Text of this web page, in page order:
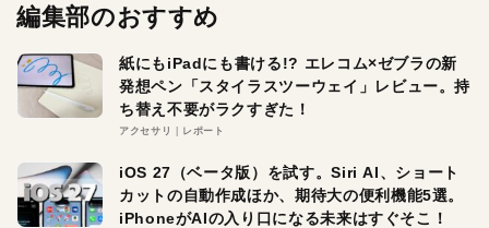
編集部のおすすめ
紙にもiPadにも書ける!? エレコム×ゼブラの新
発想ペン「スタイラスツーウェイ」レビュー。持
ち替え不要がラクすぎた！
アクセサリ レポート
iOS 27（ベータ版）を試す。Siri AI、ショート
カットの自動作成ほか、期待大の便利機能5選。
iPhoneがAIの入り口になる未来はすぐそこ！